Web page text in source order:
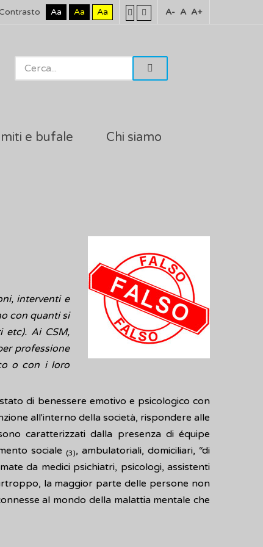
Aa Aa Aa A- A A+
miti e bufale Chi siamo
interventi e
con quanti si
etc). Ai CSM,
professione
o con i loro
di benessere emotivo e psicologico con
all'interno della società, rispondere alle
caratterizzati dalla presenza di équipe
sociale (3), ambulatoriali, domiciliari, “di
da medici psichiatri, psicologi, assistenti
la maggior parte delle persone non
al mondo della malattia mentale che